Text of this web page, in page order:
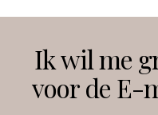
Instagram
Ik wil me
voor de E-